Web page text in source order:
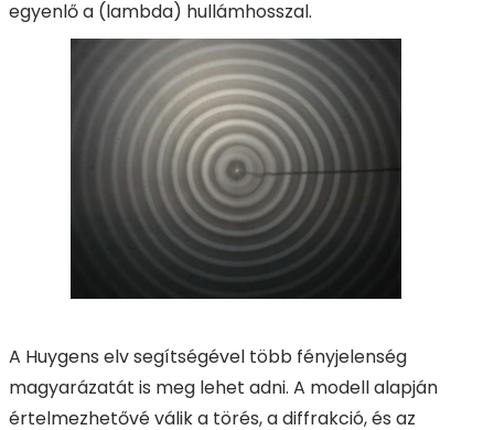
egyenlő a (lambda) hullámhosszal.
A Huygens elv segítségével több fényjelenség
magyarázatát is meg lehet adni. A modell alapján
értelmezhetővé válik a törés, a diffrakció, és az